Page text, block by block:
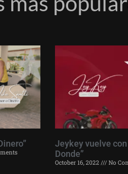
Jeykey vuelve con
Donde”
October 16, 2022 No